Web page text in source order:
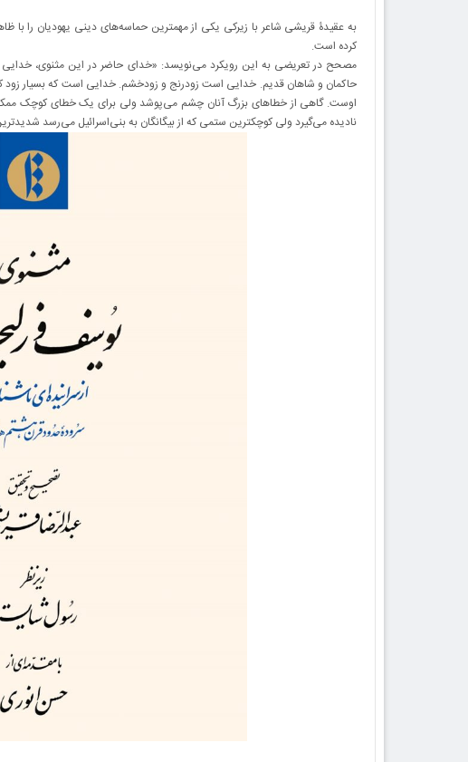
به عقیدۀ قریشی شاعر با زیرکی یکی از مهمترین حماسه‌های دینی یهودیان را با
کرده است.
مصحح در تعریضی به این رویکرد می‌نویسد: «خدای حاضر در این مثنوی، خدایی
حاکمان و شاهان قدیم. خدایی است زودرنج و زودخشم. خدایی است که بسیار زود
اوست. گاهی از خطاهای بزرگ آنان چشم می‌پوشد ولی برای یک خطای کوچک
نادیده می‌گیرد ولی کوچکترین ستمی که از بیگانگان به بنی‌اسرائیل می‌رسد